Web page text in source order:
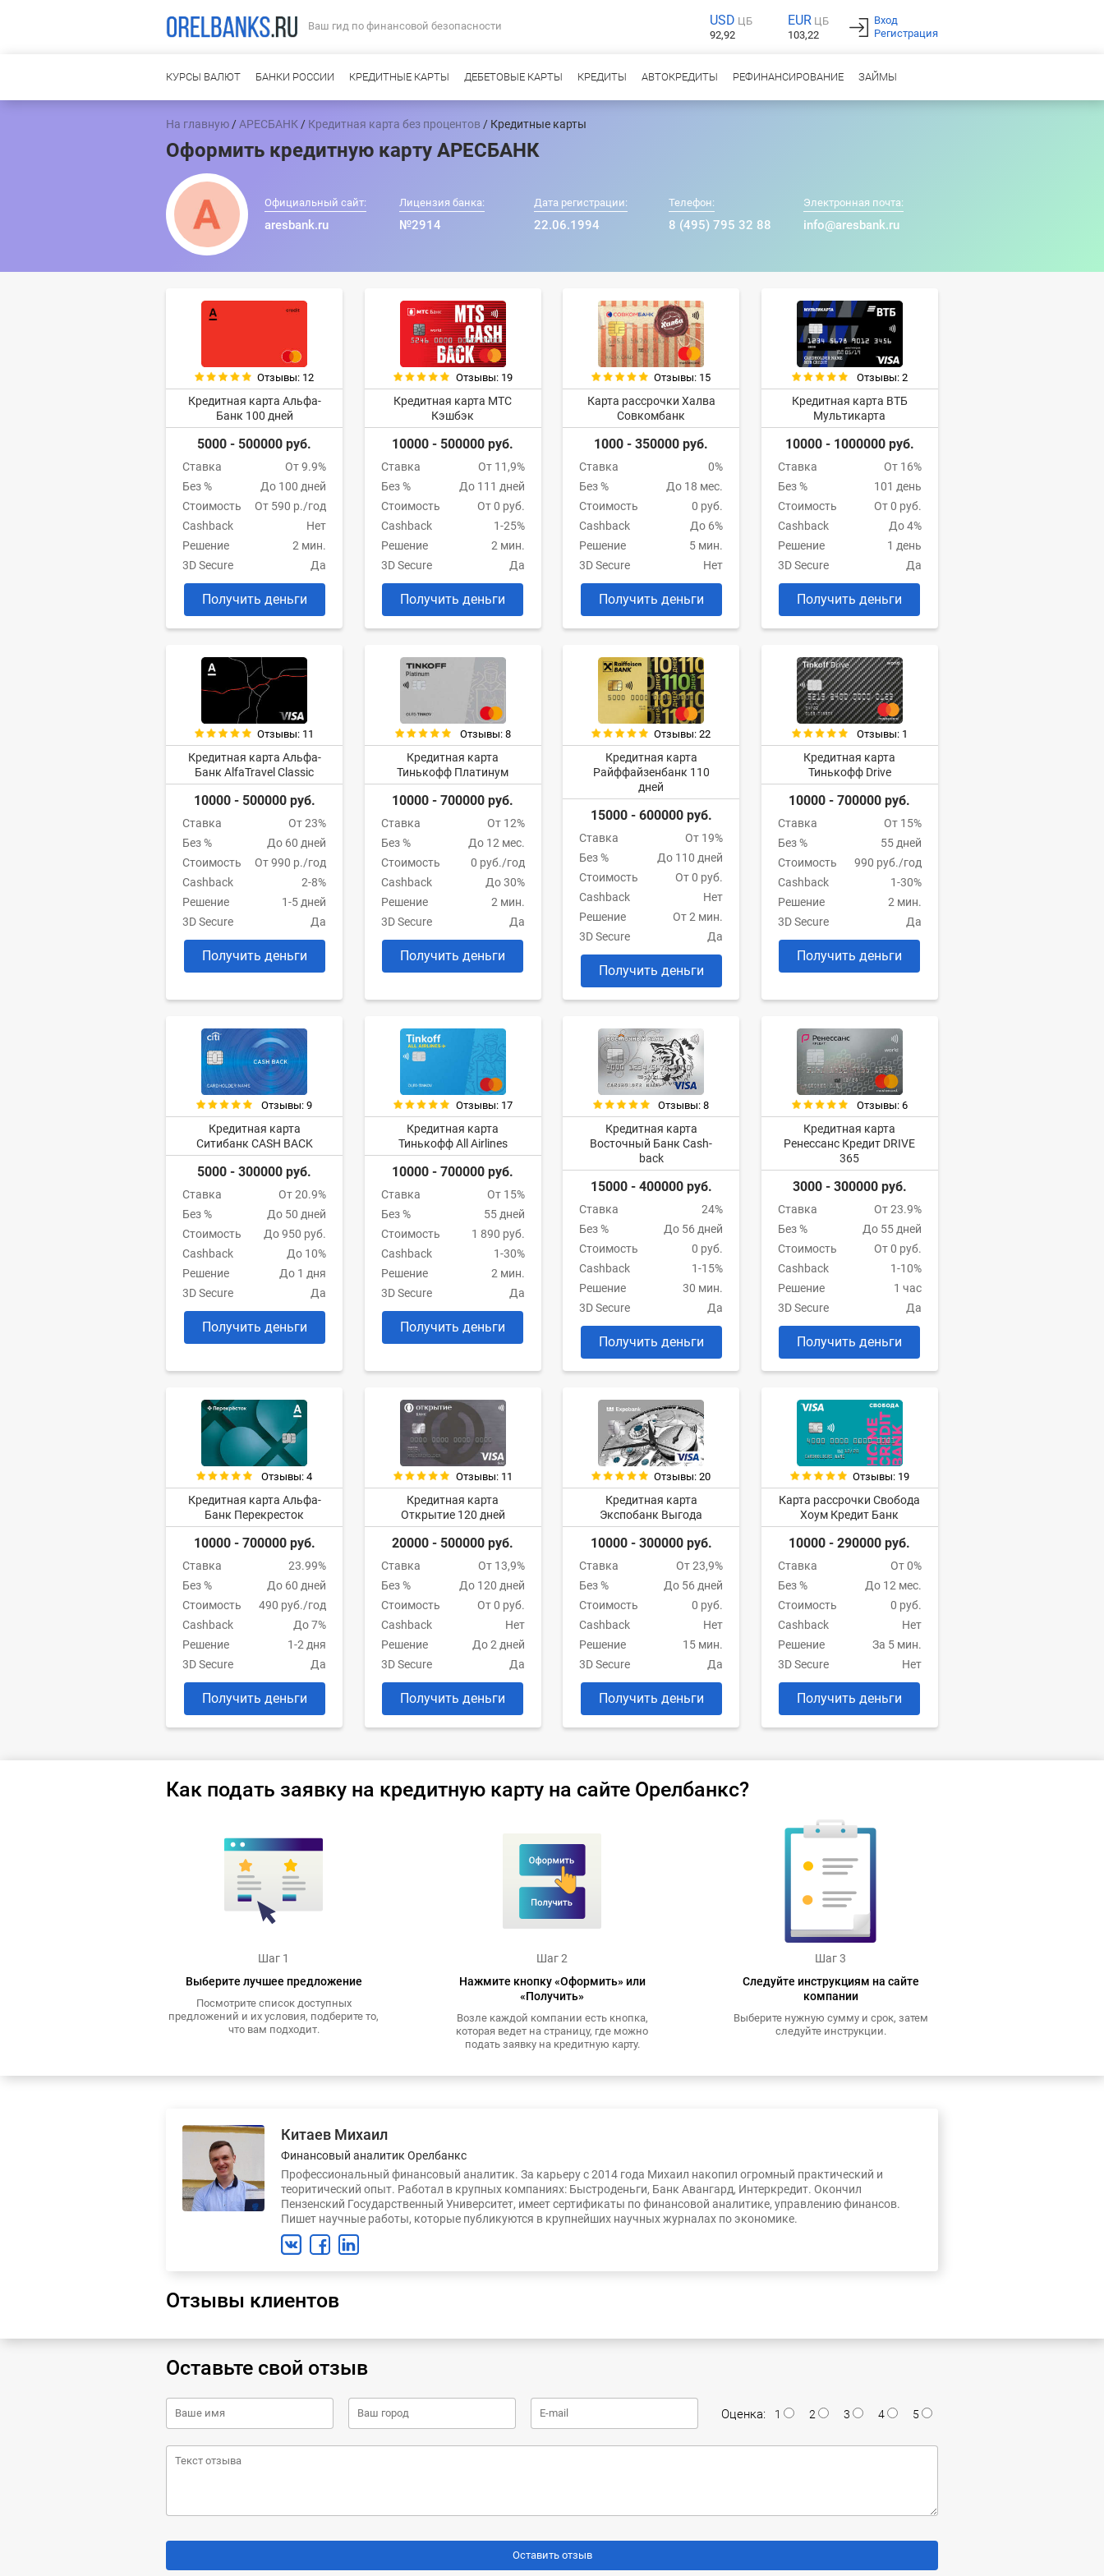
Ваш гид по финансовой безопасности USD ЦБ
92,92
EUR ЦБ
103,22
Вход
Регистрация
КУРСЫ ВАЛЮТ БАНКИ РОССИИ КРЕДИТНЫЕ КАРТЫ ДЕБЕТОВЫЕ КАРТЫ КРЕДИТЫ АВТОКРЕДИТЫ РЕФИНАНСИРОВАНИЕ ЗАЙМЫ
На главную /АРЕСБАНК / Кредитная карта без процентов / Кредитные карты
Оформить кредитную карту АРЕСБАНК
Официальный сайт:
aresbank.ru
Лицензия банка:
№2914
Дата регистрации:
22.06.1994
Телефон:
8 (495) 795 32 88
Электронная почта:
info@aresbank.ru
Отзывы: 12
Кредитная карта Альфа-
Банк 100 дней
5000 - 500000 руб.
Ставка
От 9.9%
Без %
До 100 дней
Стоимость
От 590 р./год
Cashback
Нет
Решение
2 мин.
3D Secure
Да
Получить деньги
Отзывы: 19
Кредитная карта МТС
Кэшбэк
10000 - 500000 руб.
Ставка
От 11,9%
Без %
До 111 дней
Стоимость
От 0 руб.
Cashback
1-25%
Решение
2 мин.
3D Secure
Да
Получить деньги
Отзывы: 15
Карта рассрочки Халва
Совкомбанк
1000 - 350000 руб.
Ставка
0%
Без %
До 18 мес.
Стоимость
0 руб.
Cashback
До 6%
Решение
5 мин.
3D Secure
Нет
Получить деньги
Отзывы: 2
Кредитная карта ВТБ
Мультикарта
10000 - 1000000 руб.
Ставка
От 16%
Без %
101 день
Стоимость
От 0 руб.
Cashback
До 4%
Решение
1 день
3D Secure
Да
Получить деньги
Отзывы: 11
Кредитная карта Альфа-
Банк AlfaTravel Classic
10000 - 500000 руб.
Ставка
От 23%
Без %
До 60 дней
Стоимость
От 990 р./год
Cashback
2-8%
Решение
1-5 дней
3D Secure
Да
Получить деньги
Отзывы: 8
Кредитная карта
Тинькофф Платинум
10000 - 700000 руб.
Ставка
От 12%
Без %
До 12 мес.
Стоимость
0 руб./год
Cashback
До 30%
Решение
2 мин.
3D Secure
Да
Получить деньги
Отзывы: 22
Кредитная карта
Райффайзенбанк 110
дней
15000 - 600000 руб.
Ставка
От 19%
Без %
До 110 дней
Стоимость
От 0 руб.
Cashback
Нет
Решение
От 2 мин.
3D Secure
Да
Получить деньги
Отзывы: 1
Кредитная карта
Тинькофф Drive
10000 - 700000 руб.
Ставка
От 15%
Без %
55 дней
Стоимость
990 руб./год
Cashback
1-30%
Решение
2 мин.
3D Secure
Да
Получить деньги
Отзывы: 9
Кредитная карта
Ситибанк CASH BACK
5000 - 300000 руб.
Ставка
От 20.9%
Без %
До 50 дней
Стоимость
До 950 руб.
Cashback
До 10%
Решение
До 1 дня
3D Secure
Да
Получить деньги
Отзывы: 17
Кредитная карта
Тинькофф All Airlines
10000 - 700000 руб.
Ставка
От 15%
Без %
55 дней
Стоимость
1 890 руб.
Cashback
1-30%
Решение
2 мин.
3D Secure
Да
Получить деньги
Отзывы: 8
Кредитная карта
Восточный Банк Cash-
back
15000 - 400000 руб.
Ставка
24%
Без %
До 56 дней
Стоимость
0 руб.
Cashback
1-15%
Решение
30 мин.
3D Secure
Да
Получить деньги
Отзывы: 6
Кредитная карта
Ренессанс Кредит DRIVE
365
3000 - 300000 руб.
Ставка
От 23.9%
Без %
До 55 дней
Стоимость
От 0 руб.
Cashback
1-10%
Решение
1 час
3D Secure
Да
Получить деньги
Отзывы: 4
Кредитная карта Альфа-
Банк Перекресток
10000 - 700000 руб.
Ставка
23.99%
Без %
До 60 дней
Стоимость
490 руб./год
Cashback
До 7%
Решение
1-2 дня
3D Secure
Да
Получить деньги
Отзывы: 11
Кредитная карта
Открытие 120 дней
20000 - 500000 руб.
Ставка
От 13,9%
Без %
До 120 дней
Стоимость
От 0 руб.
Cashback
Нет
Решение
До 2 дней
3D Secure
Да
Получить деньги
Отзывы: 20
Кредитная карта
Экспобанк Выгода
10000 - 300000 руб.
Ставка
От 23,9%
Без %
До 56 дней
Стоимость
0 руб.
Cashback
Нет
Решение
15 мин.
3D Secure
Да
Получить деньги
Отзывы: 19
Карта рассрочки Свобода
Хоум Кредит Банк
10000 - 290000 руб.
Ставка
От 0%
Без %
До 12 мес.
Стоимость
0 руб.
Cashback
Нет
Решение
За 5 мин.
3D Secure
Нет
Получить деньги
Как подать заявку на кредитную карту на сайте Орелбанкс?
Шаг 1
Выберите лучшее предложение
Посмотрите список доступных
предложений и их условия, подберите то,
что вам подходит.
Шаг 2
Нажмите кнопку «Оформить» или
«Получить»
Возле каждой компании есть кнопка,
которая ведет на страницу, где можно
подать заявку на кредитную карту.
Шаг 3
Следуйте инструкциям на сайте
компании
Выберите нужную сумму и срок, затем
следуйте инструкции.
Китаев Михаил
Финансовый аналитик Орелбанкс
Профессиональный финансовый аналитик. За карьеру с 2014 года Михаил накопил огромный практический и
теоритический опыт. Работал в крупных компаниях: Быстроденьги, Банк Авангард, Интеркредит. Окончил
Пензенский Государственный Университет, имеет сертификаты по финансовой аналитике, управлению финансов.
Пишет научные работы, которые публикуются в крупнейших научных журналах по экономике.
Отзывы клиентов
Оставьте свой отзыв
Оценка: 1 2 3 4 5